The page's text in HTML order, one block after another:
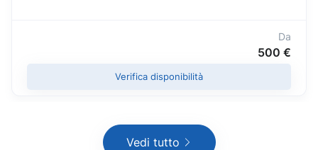
Da
500 €
Verifica disponibilità
Vedi tutto